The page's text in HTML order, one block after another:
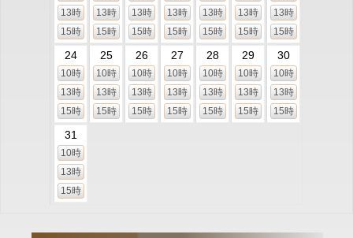
13時
15時
13時
15時
13時
15時
13時
15時
13時
15時
13時
15時
13時
15時
24
10時
13時
15時
25
10時
13時
15時
26
10時
13時
15時
27
10時
13時
15時
28
10時
13時
15時
29
10時
13時
15時
30
10時
13時
15時
31
10時
13時
15時